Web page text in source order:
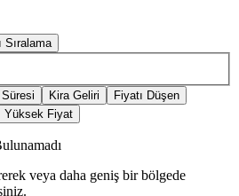
Sıralama
Kira Geliri
Fiyatı Düşen
Yüksek Fiyat
veya daha geniş bir bölgede